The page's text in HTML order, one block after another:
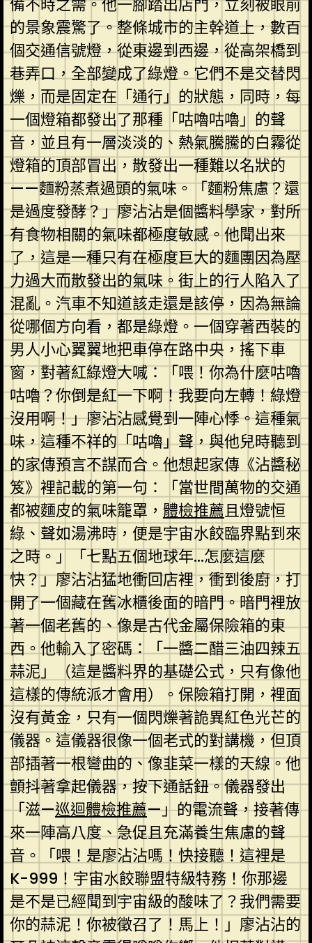
備不時之需。他一腳踏出店門，立刻被眼前
的景象震驚了。整條城市的主幹道上，數百
個交通信號燈，從東邊到西邊，從高架橋到
巷弄口，全部變成了綠燈。它們不是交替閃
爍，而是固定在「通行」的狀態，同時，每
一個燈箱都發出了那種「咕嚕咕嚕」的聲
音，並且有一層淡淡的、熱氣騰騰的白霧從
燈箱的頂部冒出，散發出一種難以名狀的
——麵粉蒸煮過頭的氣味。「麵粉焦慮？還
是過度發酵？」廖沾沾是個醬料學家，對所
有食物相關的氣味都極度敏感。他聞出來
了，這是一種只有在極度巨大的麵團因為壓
力過大而散發出的氣味。街上的行人陷入了
混亂。汽車不知道該走還是該停，因為無論
從哪個方向看，都是綠燈。一個穿著西裝的
男人小心翼翼地把車停在路中央，搖下車
窗，對著紅綠燈大喊：「喂！你為什麼咕嚕
咕嚕？你倒是紅一下啊！我要向左轉！綠燈
沒用啊！」廖沾沾感覺到一陣心悸。這種氣
味，這種不祥的「咕嚕」聲，與他兒時聽到
的家傳預言不謀而合。他想起家傳《沾醬秘
笈》裡記載的第一句：「當世間萬物的交通
都被麵皮的氣味籠罩， 體檢推薦且燈號恒
綠、聲如湯沸時，便是宇宙水餃臨界點到來
之時。」「七點五個地球年…怎麼這麼
快？」廖沾沾猛地衝回店裡，衝到後廚，打
開了一個藏在舊冰櫃後面的暗門。暗門裡放
著一個老舊的、像是古代金屬保險箱的東
西。他輸入了密碼：「一醬二醋三油四辣五
蒜泥」（這是醬料界的基礎公式，只有像他
這樣的傳統派才會用）。保險箱打開，裡面
沒有黃金，只有一個閃爍著詭異紅色光芒的
儀器。這儀器很像一個老式的對講機，但頂
部插著一根彎曲的、像韭菜一樣的天線。他
顫抖著拿起儀器，按下通話鈕。儀器發出
「滋—巡迴體檢推薦—」的電流聲，接著傳
來一陣高八度、急促且充滿養生焦慮的聲
音。「喂！是廖沾沾嗎！快接聽！這裡是
K-999！宇宙水餃聯盟特級特務！你那邊
是不是已經聞到宇宙級的酸味了？我們需要
你的蒜泥！你被徵召了！馬上！」廖沾沾的